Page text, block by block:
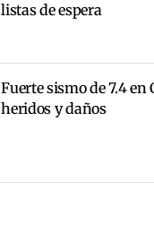
listas de espera
Fuerte sismo de 7.4 en
heridos y daños